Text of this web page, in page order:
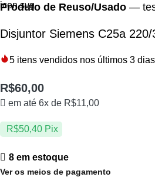
Produto de Reuso/Usado —
Disjuntor Siemens C25a
5 itens vendidos nos últimos 3 dias
R$60,00
em até 6x de R$11,00
R$50,40 Pix
8 em estoque
Ver os meios de pagamento